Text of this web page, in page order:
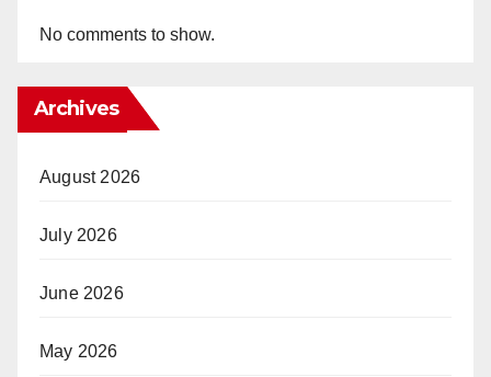
No comments to show.
Archives
August 2026
July 2026
June 2026
May 2026